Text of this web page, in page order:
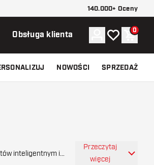
140.000+ Oceny
Obsługa klienta Konto
Moja listaKoszyk
0
NOWOŚCI SPRZEDAŻ
Przeczytaj
więcej